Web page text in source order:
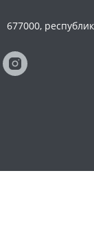
677000,